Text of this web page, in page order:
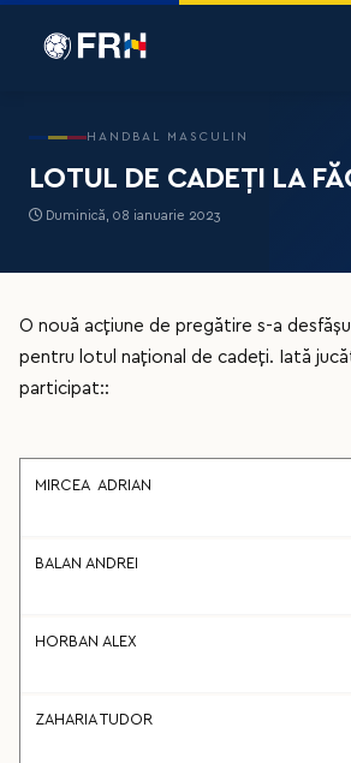
HANDBAL MASCULIN
LOTUL DE CADEȚI LA
Duminică, 08 ianuarie 2023
O nouă acțiune de pregătire s-a
pentru lotul național de cadeți. Iată
participat::
MIRCEA ADRIAN
BALAN ANDREI
HORBAN ALEX
ZAHARIA TUDOR